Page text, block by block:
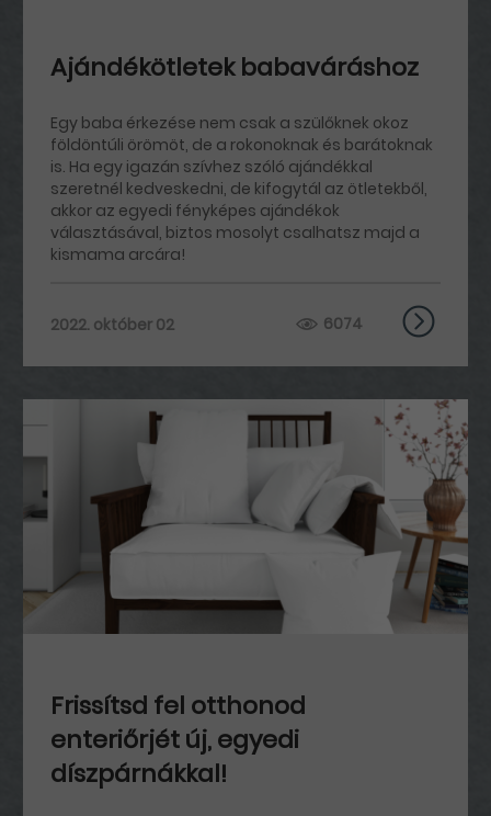
Ajándékötletek babaváráshoz
Egy baba érkezése nem csak a szülőknek okoz
földöntúli örömöt, de a rokonoknak és barátoknak
is. Ha egy igazán szívhez szóló ajándékkal
szeretnél kedveskedni, de kifogytál az ötletekből,
akkor az egyedi fényképes ajándékok
választásával, biztos mosolyt csalhatsz majd a
kismama arcára!
2022. október 02 6074
Frissítsd fel otthonod
enteriőrjét új, egyedi
díszpárnákkal!